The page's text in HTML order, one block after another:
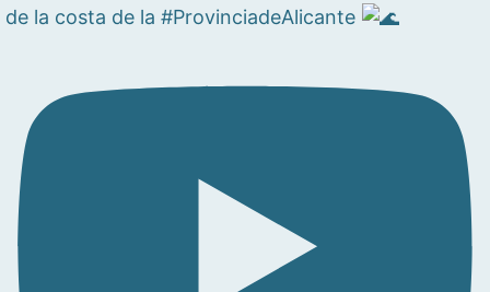
de la costa de la #ProvinciadeAlicante